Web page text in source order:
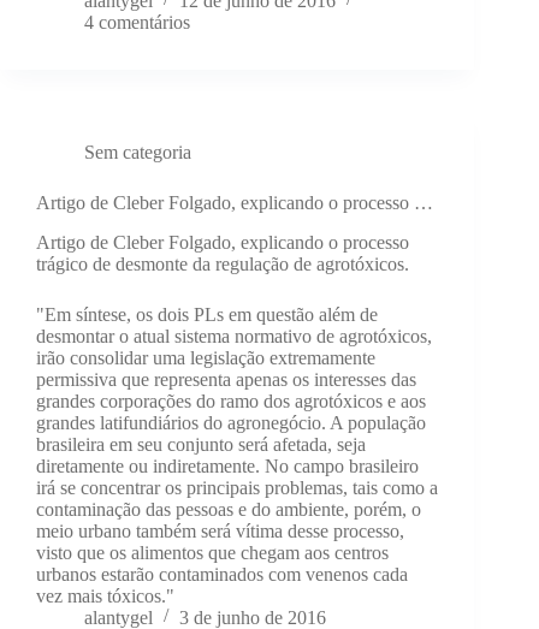
4 comentários
Sem categoria
Artigo de Cleber Folgado, explicando o processo …
Artigo de Cleber Folgado, explicando o processo
trágico de desmonte da regulação de agrotóxicos.
"Em síntese, os dois PLs em questão além de
desmontar o atual sistema normativo de agrotóxicos,
irão consolidar uma legislação extremamente
permissiva que representa apenas os interesses das
grandes corporações do ramo dos agrotóxicos e aos
grandes latifundiários do agronegócio. A população
brasileira em seu conjunto será afetada, seja
diretamente ou indiretamente. No campo brasileiro
irá se concentrar os principais problemas, tais como a
contaminação das pessoas e do ambiente, porém, o
meio urbano também será vítima desse processo,
visto que os alimentos que chegam aos centros
urbanos estarão contaminados com venenos cada
vez mais tóxicos."
alantygel
3 de junho de 2016